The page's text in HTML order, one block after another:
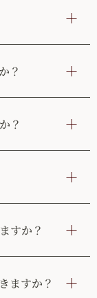
？
？
すか？
ますか？